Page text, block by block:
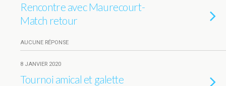
Rencontre avec Maurecourt-
Match retour
AUCUNE RÉPONSE
8 JANVIER 2020
Tournoi amical et galette